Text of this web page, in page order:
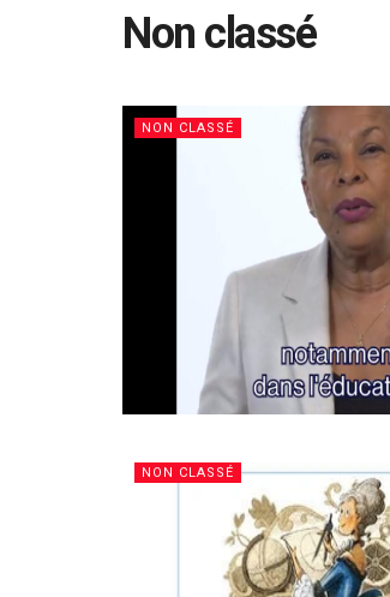
Non classé
NON CLASSÉ
NON CLASSÉ